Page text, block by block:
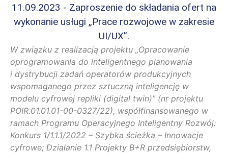
11.09.2023 - Zaproszenie do składania ofert na
wykonanie usługi „Prace rozwojowe w zakresie
UI/UX”.
W związku z realizacją projektu „Opracowanie
oprogramowania do inteligentnego planowania
i dystrybucji zadań operatorów produkcyjnych
wspomaganego przez sztuczną inteligencję w
modelu cyfrowej repliki (digital twin)” (nr projektu
POIR.01.01.01-00-0327/22), współfinansowanego w
ramach Programu Operacyjnego Inteligentny Rozwój:
Konkurs 1/1.1.1/2022 – Szybka ścieżka – Innowacje
cyfrowe; Działanie 1.1 Projekty B+R przedsiębiorstw,